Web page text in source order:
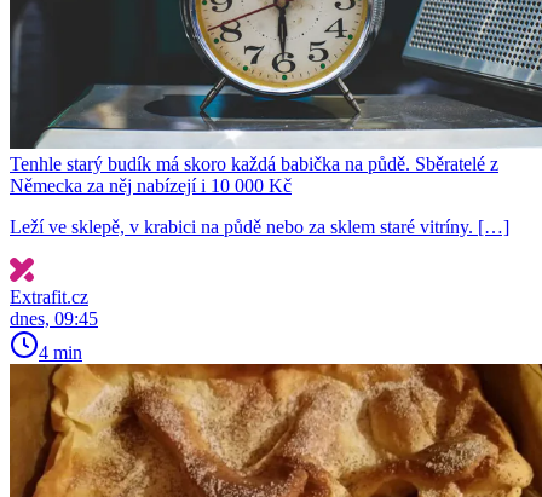
Tenhle starý budík má skoro každá babička na půdě. Sběratelé z
Německa za něj nabízejí i 10 000 Kč
Leží ve sklepě, v krabici na půdě nebo za sklem staré vitríny. […]
Extrafit.cz
dnes, 09:45
4 min